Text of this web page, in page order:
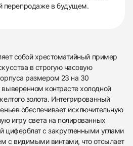
перепродаже в будущем.
собой хрестоматийный пример
в строгую часовую
размером 23 на 30
контрасте холодной
золота. Интегрированный
обеспечивает исключительную
игру света на полированных
циферблат с закругленными углами
с видимыми винтами, что отсылает